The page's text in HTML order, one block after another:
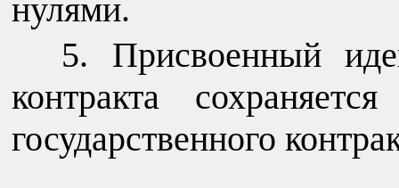
нулями.
Присвоенный
контракта
государственного